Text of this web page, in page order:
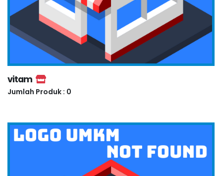
vitam
Jumlah Produk : 0